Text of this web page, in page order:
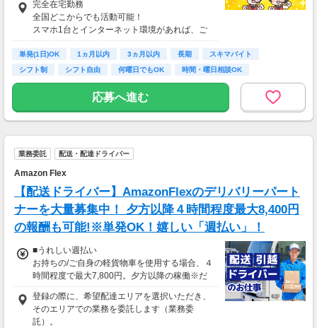
【収入例】
■事務職Aさん（週3日・月50時間程度）
月収8万円～15万円
月収15万円～25万円
■主婦Cさん（月100時間程度）
月収20万円以上
現在活躍中のライバーの多くは会社員や主婦の
方。
本業や家庭と両立しながら副業として活動され
ています。
完全在宅勤務
全国どこからでも活動可能！
スマホ1台とインターネット環境があれば、ご
自宅からスタートできます。
通勤時間ゼロだから、本業やプライベートとの
両立もラクラク♪
単発(1日)OK 1ヵ月以内 3ヵ月以内 長期
スキマバイト
シフト制
シフト自由 何曜日でもOK 時間・曜日相談OK
応募へ進む
業務委託 配送・配達ドライバー
Amazon Flex
【配送ドライバー】AmazonFlexのデリバリーパート
ナーを大量募集中！ 夕方以降４時間程度最大8,400円
の報酬も可能!※単発OK！嬉しい「週払い」！
■うれしい週払い
お持ちの/ご自身の軽貨物車を使用する場合、４
時間程度で最大7,800円。夕方以降の稼働※だ
と４時間程度で最8,400円の報酬が獲得可能！
給与ではなく、委託業務に応じた報酬をお支払
いする業務委託のお仕事です。うれしい週払
登録の際に、希望配達エリアを選択いただき、
そのエリアでの業務を委託します（業務委
託）。